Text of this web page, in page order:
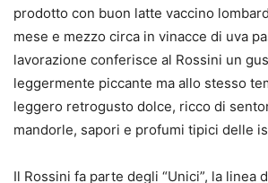
prodotto con buon latte vaccino
mese e mezzo circa in vinacce di uva
lavorazione conferisce al Rossini un
leggermente piccante ma allo stesso
leggero retrogusto dolce, ricco di
mandorle, sapori e profumi tipici delle
Il Rossini fa parte degli “Unici”, la linea